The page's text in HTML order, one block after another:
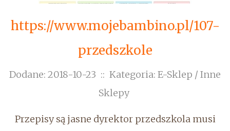
https://www.mojebambino.pl/107-
przedszkole
Dodane: 2018-10-23 :: Kategoria: E-Sklep / Inne
Sklepy
Przepisy są jasne dyrektor przedszkola musi